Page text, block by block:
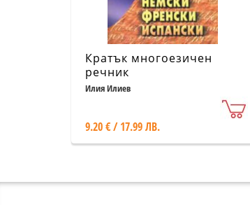
Кратък многоезичен
речник
Илия Илиев
9.20 € / 17.99 ЛВ.